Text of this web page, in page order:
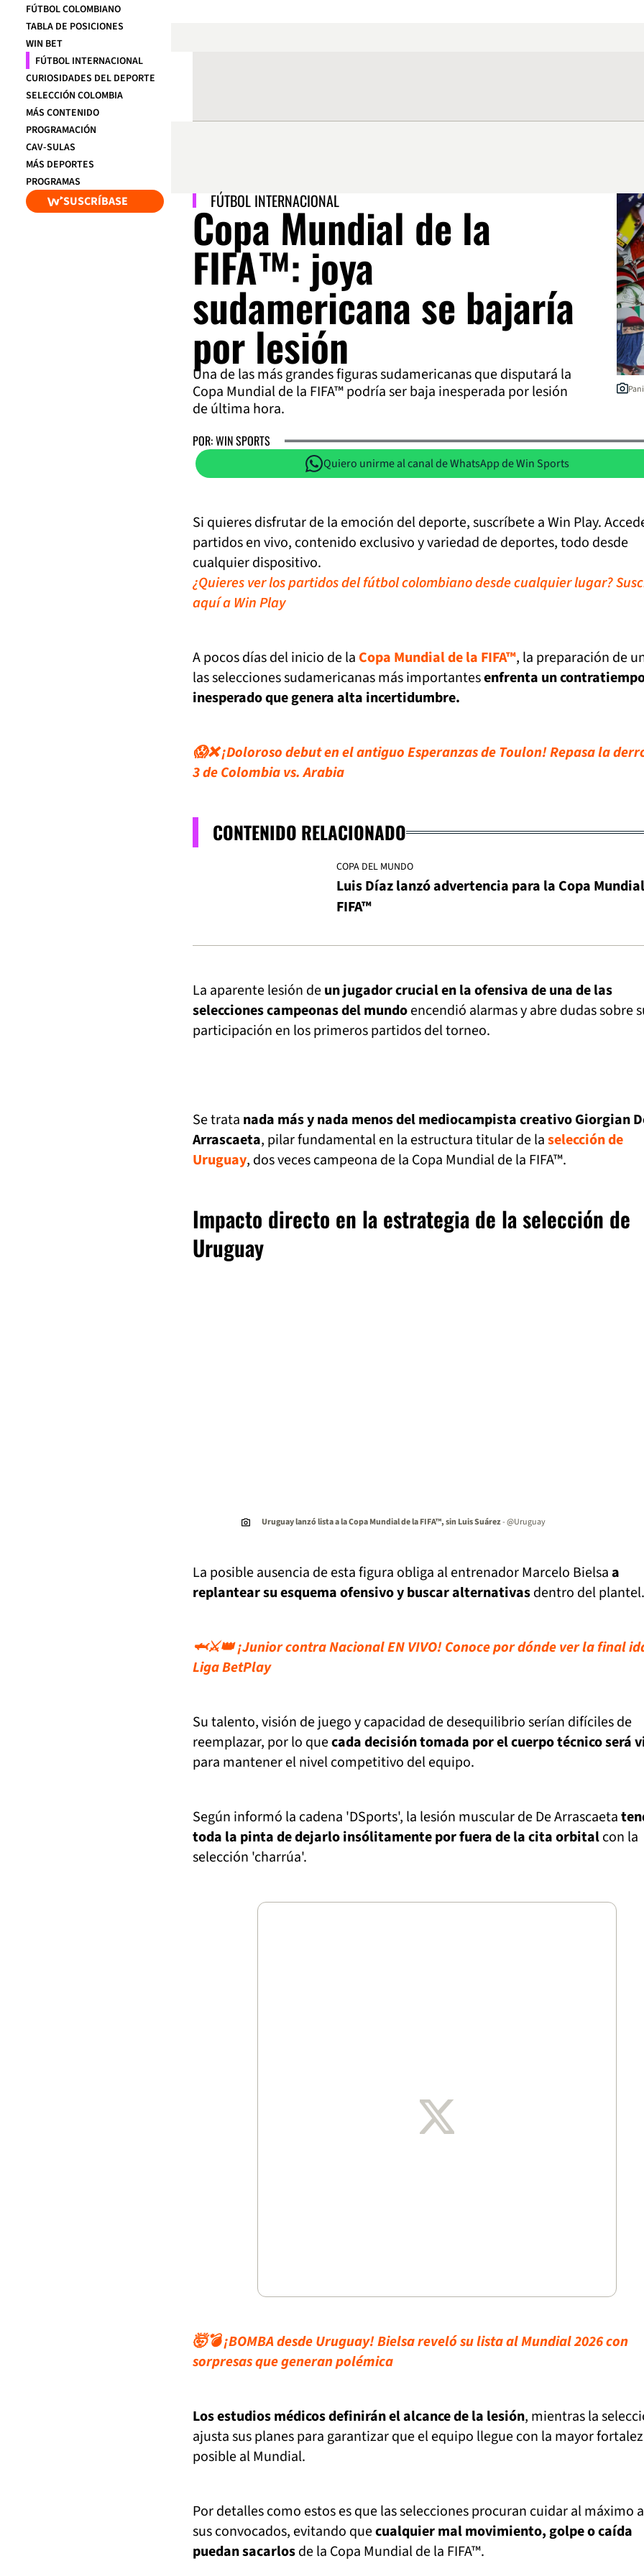
FÚTBOL COLOMBIANO
TABLA DE POSICIONES
WIN BET
FÚTBOL INTERNACIONAL
CURIOSIDADES DEL DEPORTE
SELECCIÓN COLOMBIA
MÁS CONTENIDO
PROGRAMACIÓN
CAV-SULAS
MÁS DEPORTES
PROGRAMAS
SUSCRÍBASE FÚTBOL INTERNACIONAL
Copa Mundial de la
FIFA™: joya
sudamericana se bajaría
por lesión
Una de las más grandes figuras sudamericanas que disputará la
Copa Mundial de la FIFA™ podría ser baja inesperada por lesión
de última hora.
POR: WIN SPORTS
Quiero unirme al canal de WhatsApp de Win Sports
Si quieres disfrutar de la emoción del deporte, suscríbete a Win Play.
partidos en vivo, contenido exclusivo y variedad de deportes, todo desde
cualquier dispositivo.
¿Quieres ver los partidos del fútbol colombiano desde cualquier lugar?
aquí a Win Play
A pocos días del inicio de la Copa Mundial de la FIFA™, la preparación de
las selecciones sudamericanas más importantesenfrenta un
inesperado que genera alta incertidumbre.
😱❌ ¡Doloroso debut en el antiguo Esperanzas de Toulon! Repasa la
3 de Colombia vs. Arabia
CONTENIDO RELACIONADO
COPA DEL MUNDO
Luis Díaz lanzó advertencia para la Copa
FIFA™
La aparente lesión deun jugador crucial en la ofensiva de una de las
selecciones campeonas del mundoencendió alarmas y abre dudas sobre
participación en los primeros partidos del torneo.
Se trata nada más y nada menos del mediocampista creativo Giorgian
Arrascaeta, pilar fundamental en la estructura titular de laselección de
Uruguay, dos veces campeona de la Copa Mundial de la FIFA™.
Impacto directo en la estrategia de la selección de
Uruguay
Uruguay lanzó lista a la Copa Mundial de la FIFA™, sin Luis Suárez- @Uruguay
La posible ausencia de esta figura obliga al entrenador Marcelo Bielsaa
replantear su esquema ofensivo y buscar alternativasdentro del plantel.
🦈⚔️👑 ¡Junior contra Nacional EN VIVO! Conoce por dónde ver la final
Liga BetPlay
Su talento, visión de juego y capacidad de desequilibrio serían difíciles de
reemplazar, por lo quecada decisión tomada por el cuerpo técnico será
para mantener el nivel competitivo del equipo.
Según informó la cadena 'DSports', la lesión muscular de De Arrascaeta
toda la pinta de dejarlo insólitamente por fuera de la cita orbitalcon la
selección 'charrúa'.
🤯💣 ¡BOMBA desde Uruguay! Bielsa reveló su lista al Mundial 2026 con
sorpresas que generan polémica
Los estudios médicos definirán el alcance de la lesión, mientras la
ajusta sus planes para garantizar que el equipo llegue con la mayor
posible al Mundial.
Por detalles como estos es que las selecciones procuran cuidar al máximo
sus convocados, evitando quecualquier mal movimiento, golpe o caída
puedan sacarlosde la Copa Mundial de la FIFA™.